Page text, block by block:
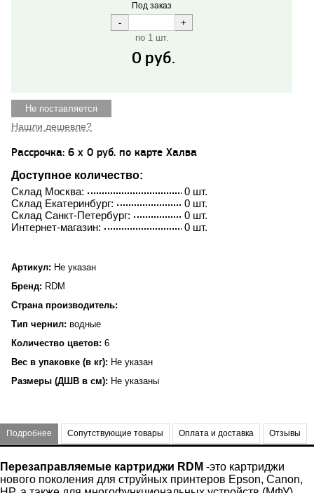
Под заказ
по 1 шт.
0 руб.
Не поставляется
Нашли дешевле?
Рассрочка: 6 x 0 руб. по карте Халва
Доступное количество:
0 шт.
Склад Москва:
0 шт.
Склад Екатеринбург:
0 шт.
Склад Санкт-Петербург:
0 шт.
Интернет-магазин:
Артикул: Не указан
Бренд: RDM
Страна производитель:
Тип чернил: водные
Количество цветов: 6
Вес в упаковке (в кг): Не указан
Размеры (ДШВ в см): Не указаны
Подробнее Сопутствующие товары Оплата и доставка Отзывы
Перезаправляемые картриджи RDM -это картриджи
нового поколения для струйных принтеров Epson, Canon,